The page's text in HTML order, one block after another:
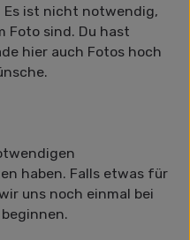
Es ist nicht notwendig,
Foto sind. Du hast
hier auch Fotos hoch
haben. Falls etwas für
uns noch einmal bei